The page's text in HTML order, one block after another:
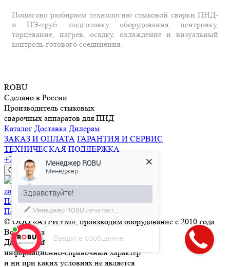
Пошагово разбираем технологию стыковой сварки ПНД-
и ПЭ-труб: подготовку оборудования, центровку,
торцевание, нагрев, осадку, охлаждение и визуальный
контроль готового соединения.
ROBU
Сделано в России
Производитель стыковых
сварочных аппаратов для ПНД
Каталог Доставка Дилерам
ЗАКАЗ И ОПЛАТА ГАРАНТИЯ И СЕРВИС
ТЕХНИЧЕСКАЯ ПОДДЕРЖКА
+7 (843) 265-51-81
Обратный звонок
zakaz@robuplast.ru
Пользовательское соглашение
Политика конфиденциальности
© ООО «АТРИУМ», производим оборудование с 2010 года.
Все права защищены.
Данный сайт носит
информационно-справочный характер
и ни при каких условиях не является
Введите сообщение
Менеджер ROBU
Менеджер
Здравствуйте!
Менеджер ROBU печатает...